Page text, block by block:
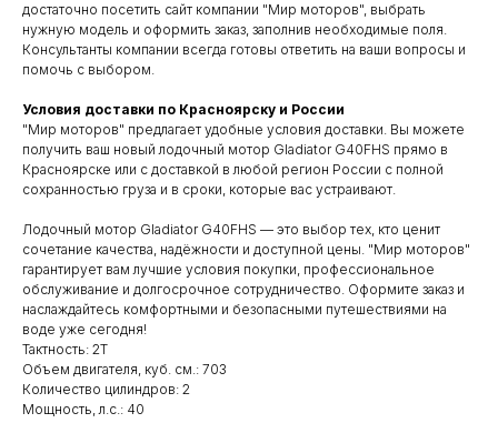
достаточно посетить сайт компании "Мир моторов", выбрать
нужную модель и оформить заказ, заполнив необходимые поля.
Консультанты компании всегда готовы ответить на ваши вопросы и
помочь с выбором.
Условия доставки по Красноярску и России
"Мир моторов" предлагает удобные условия доставки. Вы можете
получить ваш новый лодочный мотор Gladiator G40FHS прямо в
Красноярске или с доставкой в любой регион России с полной
сохранностью груза и в сроки, которые вас устраивают.
Лодочный мотор Gladiator G40FHS — это выбор тех, кто ценит
сочетание качества, надёжности и доступной цены. "Мир моторов"
гарантирует вам лучшие условия покупки, профессиональное
обслуживание и долгосрочное сотрудничество. Оформите заказ и
наслаждайтесь комфортными и безопасными путешествиями на
воде уже сегодня!
Тактность: 2Т
Объем двигателя, куб. см.: 703
Количество цилиндров: 2
Мощность, л.с.: 40